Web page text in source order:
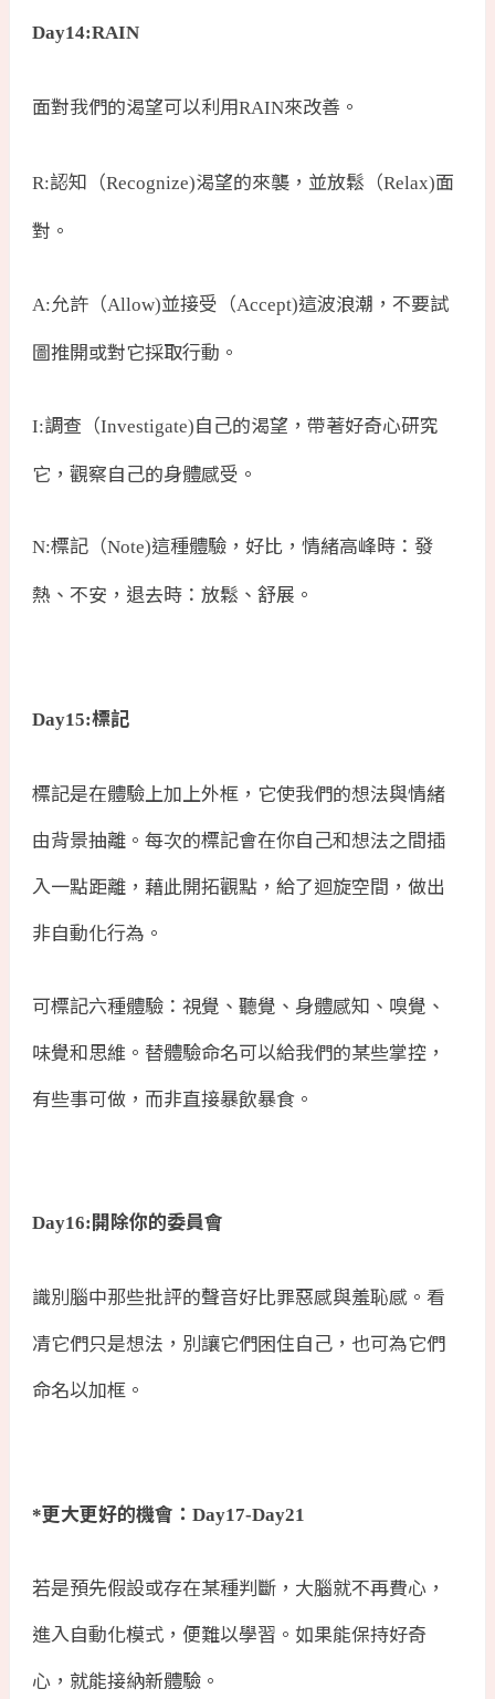
Day14:RAIN
面對我們的渴望可以利用RAIN來改善。
R:認知（Recognize)渴望的來襲，並放鬆（Relax)面
對。
A:允許（Allow)並接受（Accept)這波浪潮，不要試
圖推開或對它採取行動。
I:調查（Investigate)自己的渴望，帶著好奇心研究
它，觀察自己的身體感受。
N:標記（Note)這種體驗，好比，情緒高峰時：發
熱、不安，退去時：放鬆、舒展。
Day15:標記
標記是在體驗上加上外框，它使我們的想法與情緒
由背景抽離。每次的標記會在你自己和想法之間插
入一點距離，藉此開拓觀點，給了迴旋空間，做出
非自動化行為。
可標記六種體驗：視覺、聽覺、身體感知、嗅覺、
味覺和思維。替體驗命名可以給我們的某些掌控，
有些事可做，而非直接暴飲暴食。
Day16:開除你的委員會
識別腦中那些批評的聲音好比罪惡感與羞恥感。看
凊它們只是想法，別讓它們困住自己，也可為它們
命名以加框。
*更大更好的機會： Day17-Day21
若是預先假設或存在某種判斷，大腦就不再費心，
進入自動化模式，便難以學習。如果能保持好奇
心，就能接納新體驗。